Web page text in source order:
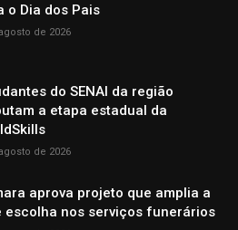
o Dia dos Pais
de 2026
do SENAI da região
a etapa estadual da
de 2026
aprova projeto que amplia a
escolha nos serviços funerários